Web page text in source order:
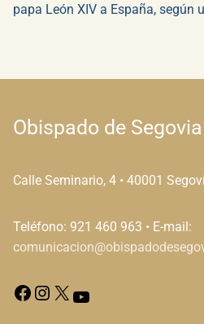
papa León XIV a España, según
Obispado de Segovia
Calle Seminario, 4 • 40001
Teléfono: 921 460 963 • E-mail: